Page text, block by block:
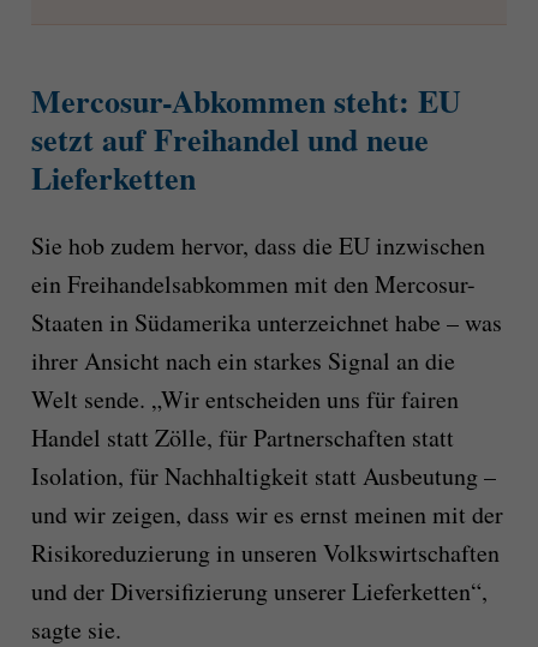
Mercosur-Abkommen steht: EU
setzt auf Freihandel und neue
Lieferketten
Sie hob zudem hervor, dass die EU inzwischen
ein Freihandelsabkommen mit den Mercosur-
Staaten in Südamerika unterzeichnet habe – was
ihrer Ansicht nach ein starkes Signal an die
Welt sende. „Wir entscheiden uns für fairen
Handel statt Zölle, für Partnerschaften statt
Isolation, für Nachhaltigkeit statt Ausbeutung –
und wir zeigen, dass wir es ernst meinen mit der
Risikoreduzierung in unseren Volkswirtschaften
und der Diversifizierung unserer Lieferketten“,
sagte sie.